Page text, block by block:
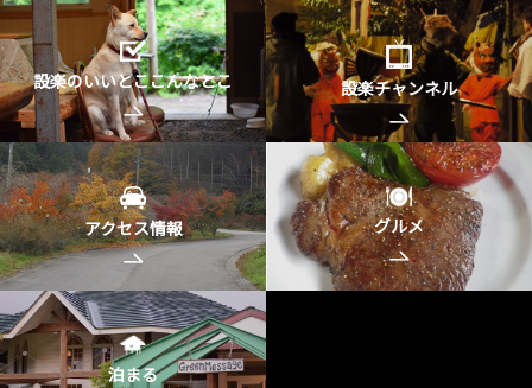
設楽のいいとここんなとこ 設楽チャンネル
アクセス情報 グルメ
泊まる